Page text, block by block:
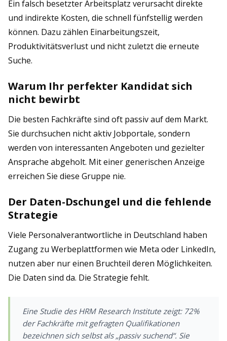
Ein falsch besetzter Arbeitsplatz verursacht direkte
und indirekte Kosten, die schnell fünfstellig werden
können. Dazu zählen Einarbeitungszeit,
Produktivitätsverlust und nicht zuletzt die erneute
Suche.
Warum Ihr perfekter Kandidat sich
nicht bewirbt
Die besten Fachkräfte sind oft passiv auf dem Markt.
Sie durchsuchen nicht aktiv Jobportale, sondern
werden von interessanten Angeboten und gezielter
Ansprache abgeholt. Mit einer generischen Anzeige
erreichen Sie diese Gruppe nie.
Der Daten-Dschungel und die fehlende
Strategie
Viele Personalverantwortliche in Deutschland haben
Zugang zu Werbeplattformen wie Meta oder LinkedIn,
nutzen aber nur einen Bruchteil deren Möglichkeiten.
Die Daten sind da. Die Strategie fehlt.
Eine Studie des HRM Research Institute zeigt: 72%
der Fachkräfte mit gefragten Qualifikationen
bezeichnen sich selbst als „passiv suchend“. Sie